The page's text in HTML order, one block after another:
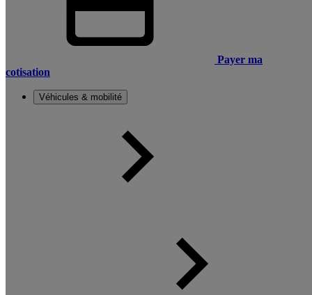
Payer ma
cotisation
Véhicules & mobilité